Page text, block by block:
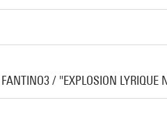
/ "EXPLOSION LYRIQUE